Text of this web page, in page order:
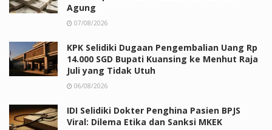
Agung
07/08/2026
KPK Selidiki Dugaan Pengembalian Uang Rp
14.000 SGD Bupati Kuansing ke Menhut Raja
Juli yang Tidak Utuh
06/08/2026
IDI Selidiki Dokter Penghina Pasien BPJS
Viral: Dilema Etika dan Sanksi MKEK